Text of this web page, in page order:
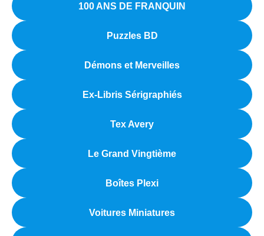
100 ANS DE FRANQUIN
Puzzles BD
Démons et Merveilles
Ex-Libris Sérigraphiés
Tex Avery
Le Grand Vingtième
Boîtes Plexi
Voitures Miniatures